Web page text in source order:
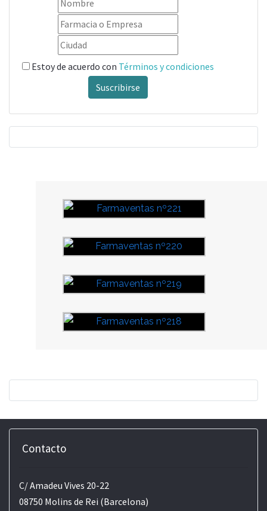
Estoy de acuerdo con Términos y condiciones
Suscribirse
Contacto
C/ Amadeu Vives 20-22
08750 Molins de Rei (Barcelona)